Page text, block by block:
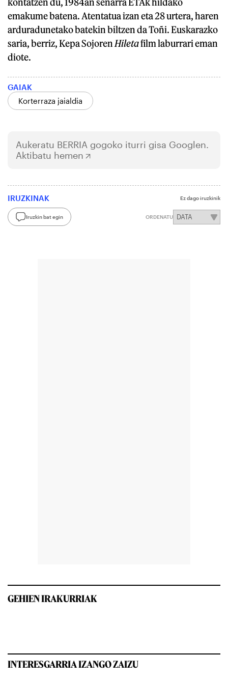
emakume batena. Atentatua izan eta 28 urtera, haren
arduradunetako batekin biltzen da Toñi. Euskarazko
saria, berriz, Kepa Sojoren Hiletafilm laburrari eman
diote.
GAIAK
Korterraza jaialdia
Aukeratu BERRIA gogoko iturri gisa Googlen.
Aktibatu hemen
IRUZKINAK Ez dago iruzkinik
Iruzkin bat egin ORDENATU
GEHIEN IRAKURRIAK
INTERESGARRIA IZANGO ZAIZU